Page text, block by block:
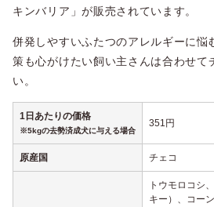
キンバリア」が販売されています。
併発しやすいふたつのアレルギーに悩
策も心がけたい飼い主さんは合わせて
い。
1日あたりの価格
※5kgの去勢済成犬に与える場合
351円
原産国 チェコ
トウモロコシ
キー）、コー